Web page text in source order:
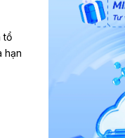
tổ
hạn